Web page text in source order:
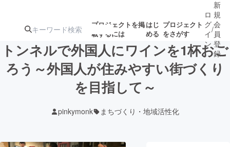
プロジェクトを掲
載するには
はじ
める
プロジェクト
をさがす
注目の新着プロ
ジェクト
募集終了が近いプ
ロ
グ
イ
ン
/
新
規
会
員
登
録
トンネルで外国人にワインを1杯おご
ろう～外国人が住みやすい街づくり
を目指して～
pinkymonk まちづくり・地域活性化